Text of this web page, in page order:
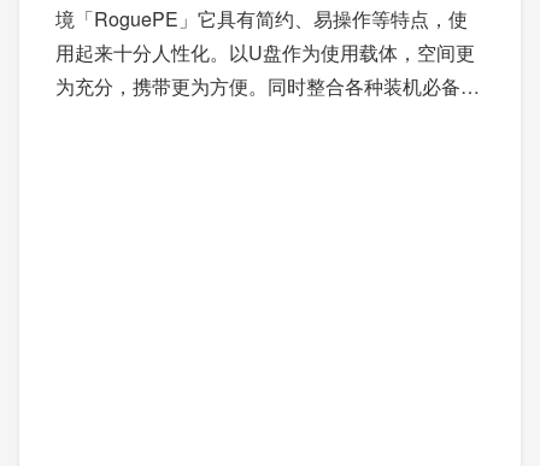
境「RoguePE」它具有简约、易操作等特点，使
用起来十分人性化。以U盘作为使用载体，空间更
为充分，携带更为方便。同时整合各种装机必备工